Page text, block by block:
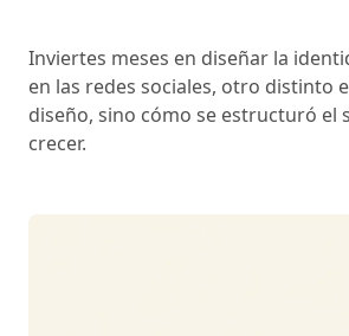
Inviertes meses en diseñar la
en las redes sociales, otro distinto
diseño, sino cómo se estructuró el
crecer.